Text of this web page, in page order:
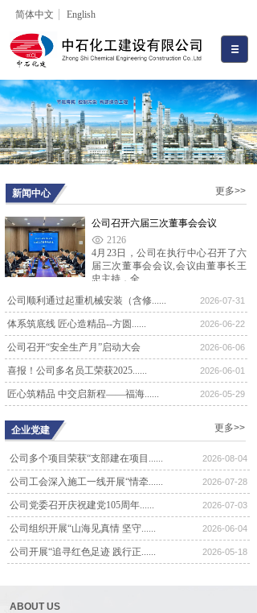
简体中文 English
更多>>
新闻中心
公司召开六届三次董事会会议
2126
4月23日，公司在执行中心召开了六
届三次董事会会议,会议由董事长王
忠主持，全......
公司召开六届一次董事会会议
8642
2024年12月28日上午，公司六届一次
董事会会议在河北宾馆召开。新当选
的1......
公司召开五届四次董事会会议
6486
4月18日，中石化工建设有限公司召
开五届四次董事会会议。会议由董事
公司召开五届三次董事会会议
7005
4月20日，中石化工建设有限公司召
开五届三次董事会会议。会议由董事
长王忠同志......
公司召开四届六次股东代表大会
7030
10月21日，公司四届六次股东代表大
公司顺利通过起重机械安装（含修...... 2026-07-31
体系筑底线 匠心造精品--方圆...... 2026-06-22
公司召开“安全生产月”启动大会 2026-06-06
喜报！公司多名员工荣获2025...... 2026-06-01
匠心筑精品 中交启新程——福海...... 2026-05-29
更多>>
企业党建
公司多个项目荣获“支部建在项目...... 2026-08-04
公司工会深入施工一线开展“情牵...... 2026-07-28
公司党委召开庆祝建党105周年...... 2026-07-03
公司组织开展“山海见真情 坚守...... 2026-06-04
公司开展“追寻红色足迹 践行正...... 2026-05-18
ABOUT US